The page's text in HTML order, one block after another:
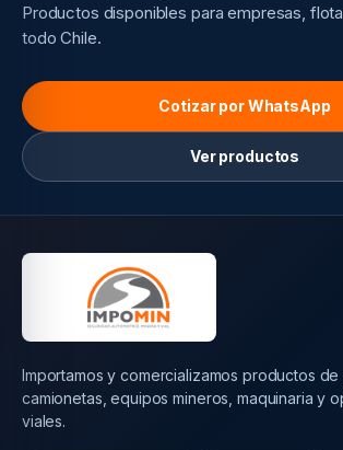
Productos disponibles para empresas,
todo Chile.
Cotizar por WhatsApp
Ver productos
Importamos y comercializamos productos
camionetas, equipos mineros, maquinaria y
viales.